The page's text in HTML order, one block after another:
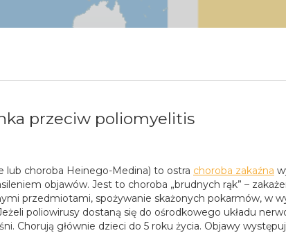
przeciw poliomyelitis
lub choroba Heinego-Medina) to ostra choroba zakaźna
objawów. Jest to choroba „brudnych rąk” –
przedmiotami, spożywanie skażonych pokarmów, w
poliowirusy dostaną się do ośrodkowego układu
Chorują głównie dzieci do 5 roku życia. Objawy